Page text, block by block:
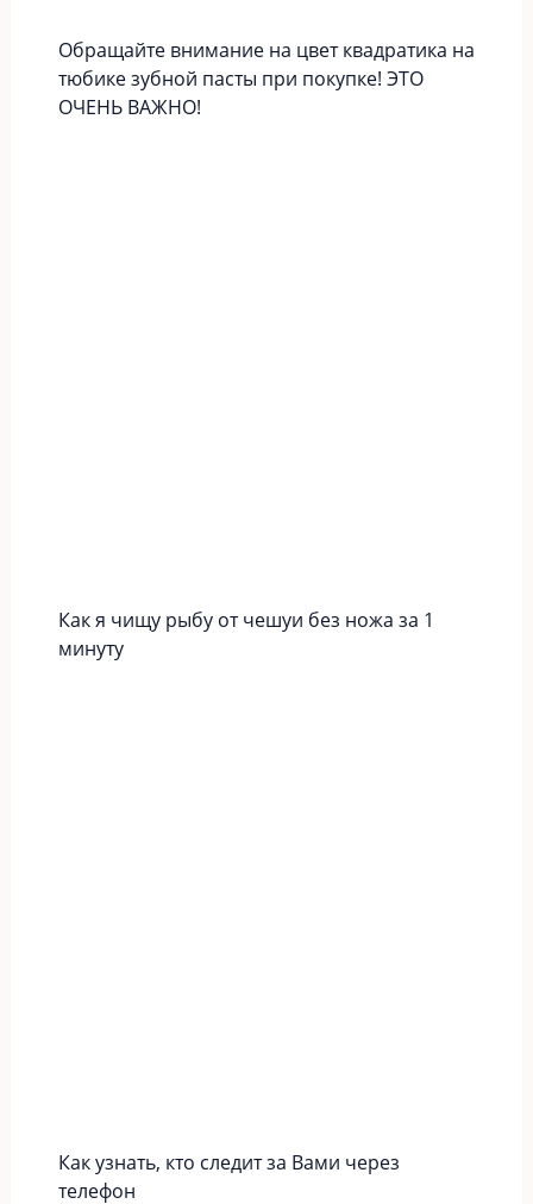
Обращайте внимание на цвет квадратика на
тюбике зубной пасты при покупке! ЭТО
ОЧЕНЬ ВАЖНО!
Как я чищу рыбу от чешуи без ножа за 1
минуту
Как узнать, кто следит за Вами через
телефон